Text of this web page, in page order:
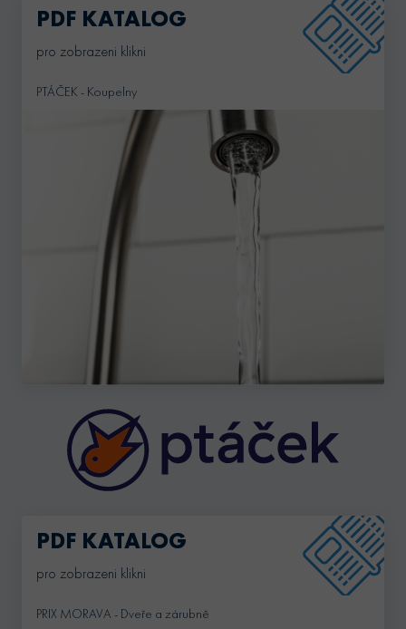
PDF KATALOG
pro zobrazeni klikni
PTÁČEK - Koupelny
PDF KATALOG
pro zobrazeni klikni
PRIX MORAVA - Dveře a zárubně